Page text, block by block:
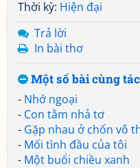
Thời kỳ: Hiện đại
Trả lời
In bài thơ
Một số bài cùng
- Nhớ ngoại
- Con tằm nhả tơ
- Gặp nhau ở chốn vô
- Mối tình đầu của tôi
- Một buổi chiều xanh